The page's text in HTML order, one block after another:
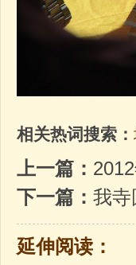
相关热词搜索：
上一篇：
下一篇： 我寺
延伸阅读：